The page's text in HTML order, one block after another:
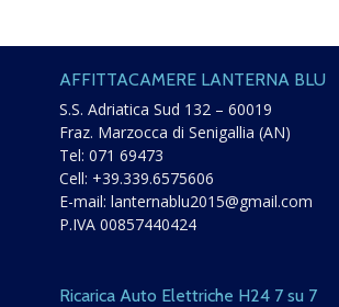
AFFITTACAMERE LANTERNA BLU
S.S. Adriatica Sud 132 – 60019
Fraz. Marzocca di Senigallia (AN)
Tel: 071 69473
Cell: +39.339.6575606
E-mail: lanternablu2015@gmail.com
P.IVA 00857440424
Ricarica Auto Elettriche H24 7 su 7